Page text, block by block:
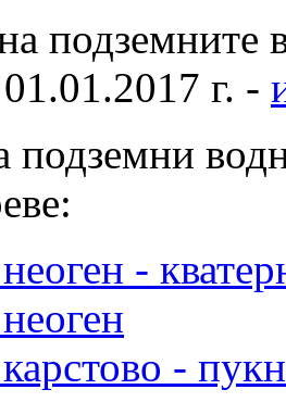
подземните
г. -
подземни
-
-